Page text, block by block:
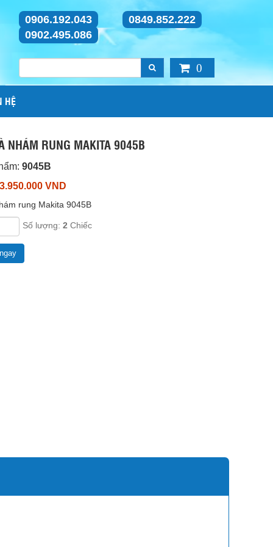
0906.192.043
0849.852.222
0902.495.086
0
HỆ
NHÁM RUNG MAKITA 9045B
9045B
VND
rung Makita 9045B
Số lượng:2 Chiếc